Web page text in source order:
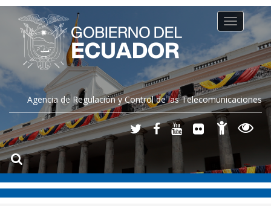
Agencia de Regulación y Control de las Telecomunicaciones
Toggle
navigation